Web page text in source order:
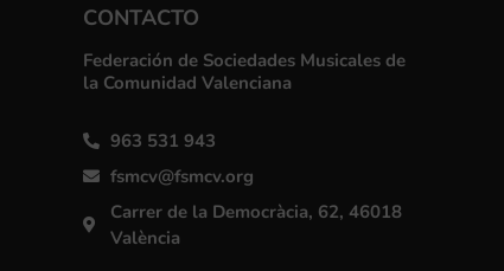
CONTACTO
Federación de Sociedades Musicales de
la Comunidad Valenciana
963 531 943
fsmcv@fsmcv.org
Carrer de la Democràcia, 62, 46018
València